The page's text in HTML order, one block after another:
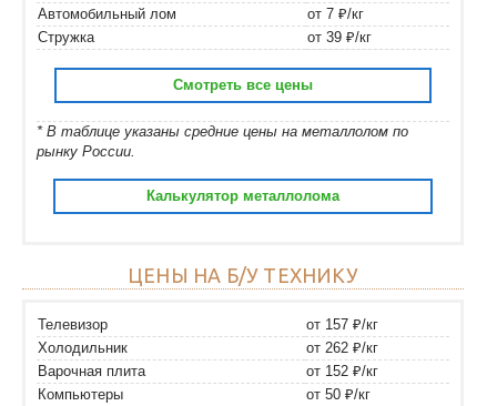
Автомобильный лом
от 7 ₽/кг
Стружка
от 39 ₽/кг
Смотреть все цены
* В таблице указаны средние цены на металлолом по
рынку России.
Калькулятор металлолома
ЦЕНЫ НА Б/У ТЕХНИКУ
Телевизор
от 157 ₽/кг
Холодильник
от 262 ₽/кг
Варочная плита
от 152 ₽/кг
Компьютеры
от 50 ₽/кг